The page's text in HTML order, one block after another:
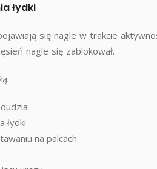
łydki
się nagle w trakcie
nagle się zablokował.
łydki
na palcach